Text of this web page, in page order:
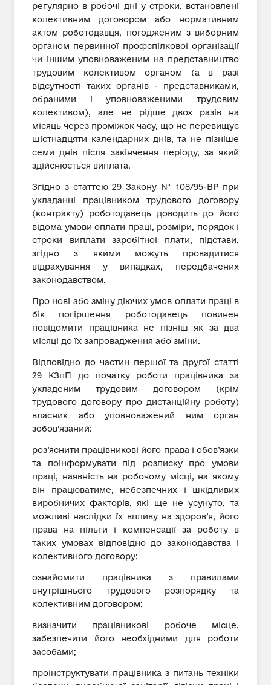
регулярно в робочі дні у строки, встановлені
колективним договором або нормативним
актом роботодавця, погодженим з виборним
органом первинної профспілкової організації
чи іншим уповноваженим на представництво
трудовим колективом органом (а в разі
відсутності таких органів - представниками,
обраними і уповноваженими трудовим
колективом), але не рідше двох разів на
місяць через проміжок часу, що не перевищує
шістнадцяти календарних днів, та не пізніше
семи днів після закінчення періоду, за який
здійснюється виплата.
Згідно з статтею 29 Закону № 108/95-ВР при
укладанні працівником трудового договору
(контракту) роботодавець доводить до його
відома умови оплати праці, розміри, порядок і
строки виплати заробітної плати, підстави,
згідно з якими можуть провадитися
відрахування у випадках, передбачених
законодавством.
Про нові або зміну діючих умов оплати праці в
бік погіршення роботодавець повинен
повідомити працівника не пізніш як за два
місяці до їх запровадження або зміни.
Відповідно до частин першої та другої статті
29 КЗпП до початку роботи працівника за
укладеним трудовим договором (крім
трудового договору про дистанційну роботу)
власник або уповноважений ним орган
зобов’язаний:
роз’яснити працівникові його права і обов’язки
та поінформувати під розписку про умови
праці, наявність на робочому місці, на якому
він працюватиме, небезпечних і шкідливих
виробничих факторів, які ще не усунуто, та
можливі наслідки їх впливу на здоров’я, його
права на пільги і компенсації за роботу в
таких умовах відповідно до законодавства і
колективного договору;
ознайомити працівника з правилами
внутрішнього трудового розпорядку та
колективним договором;
визначити працівникові робоче місце,
забезпечити його необхідними для роботи
засобами;
проінструктувати працівника з питань техніки